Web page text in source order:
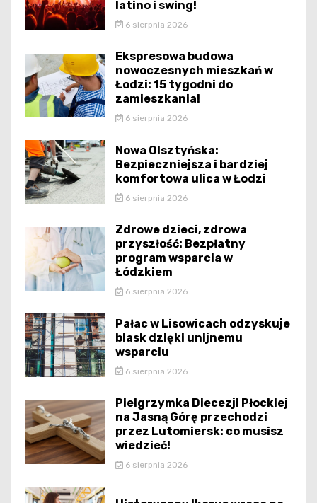
latino i swing!
6 sierpnia 2026
Ekspresowa budowa
nowoczesnych mieszkań w
Łodzi: 15 tygodni do
zamieszkania!
6 sierpnia 2026
Nowa Olsztyńska:
Bezpieczniejsza i bardziej
komfortowa ulica w Łodzi
6 sierpnia 2026
Zdrowe dzieci, zdrowa
przyszłość: Bezpłatny
program wsparcia w
Łódzkiem
6 sierpnia 2026
Pałac w Lisowicach odzyskuje
blask dzięki unijnemu
wsparciu
6 sierpnia 2026
Pielgrzymka Diecezji Płockiej
na Jasną Górę przechodzi
przez Lutomiersk: co musisz
wiedzieć!
6 sierpnia 2026